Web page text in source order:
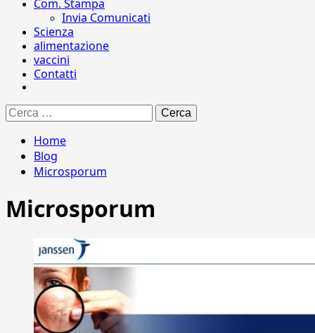
Com. Stampa
Invia Comunicati
Scienza
alimentazione
vaccini
Contatti
Ricerca
per:
Home
Blog
Microsporum
Microsporum